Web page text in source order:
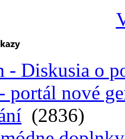
- Diskusia o
portál nové
(2836)